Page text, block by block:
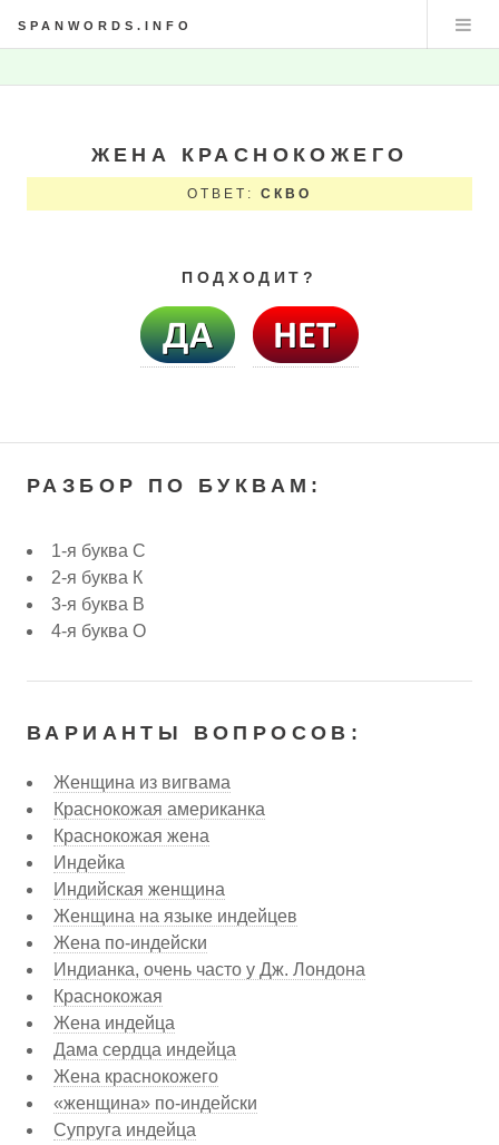
SPANWORDS.INFO
ЖЕНА КРАСНОКОЖЕГО
ОТВЕТ:СКВО
ПОДХОДИТ?
РАЗБОР ПО БУКВАМ:
1-я буква С
2-я буква К
3-я буква В
4-я буква О
ВАРИАНТЫ ВОПРОСОВ:
Женщина из вигвама
Краснокожая американка
Краснокожая жена
Индейка
Индийская женщина
Женщина на языке индейцев
Жена по-индейски
Индианка, очень часто у Дж. Лондона
Краснокожая
Жена индейца
Дама сердца индейца
Жена краснокожего
«женщина» по-индейски
Супруга индейца